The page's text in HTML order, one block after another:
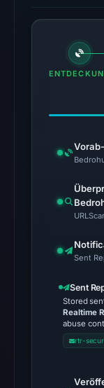
Sent
Sent
Stored
Realtime
abuse
rtr-